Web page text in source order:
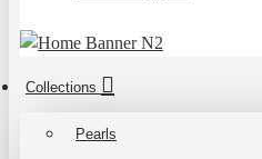
Collections
Pearls